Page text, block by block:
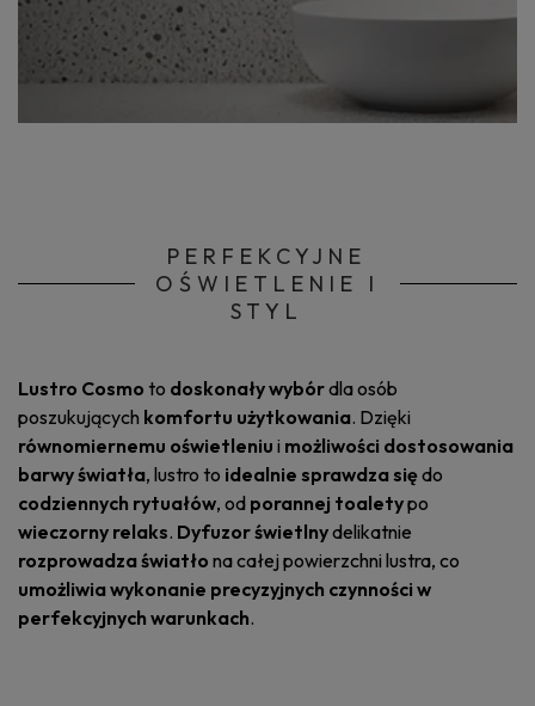
PERFEKCYJNE
OŚWIETLENIE I
STYL
Lustro Cosmo to doskonały wybórdla osób
poszukujących komfortu użytkowania. Dzięki
równomiernemu oświetleniu i możliwości dostosowania
barwy światła, lustro to idealnie sprawdza siędo
codziennych rytuałów, od porannej toaletypo
wieczorny relaks. Dyfuzor świetlnydelikatnie
rozprowadza światło na całej powierzchni lustra, co
umożliwia wykonanie precyzyjnych czynności w
perfekcyjnych warunkach.